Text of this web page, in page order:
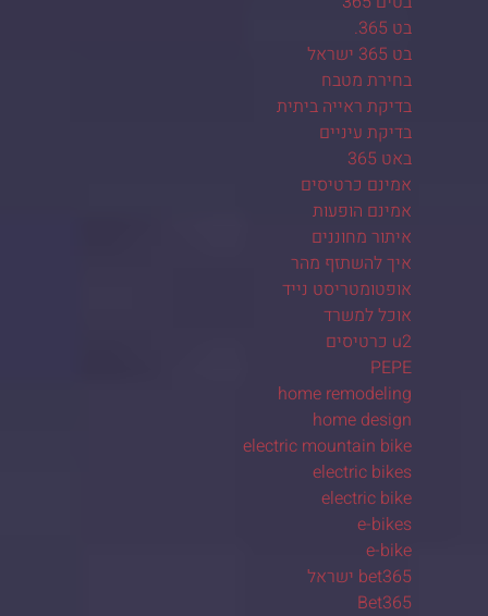
בט 365.
בט 365 ישראל
בחירת מטבח
בדיקת ראייה ביתית
בדיקת עיניים
באט 365
אמינם כרטיסים
אמינם הופעות
איתור מחוננים
איך להשתזף מהר
אופטומטריסט נייד
אוכל למשרד
u2 כרטיסים
PEPE
home remodeling
home design
electric mountain bike
electric bikes
electric bike
e-bikes
e-bike
bet365 ישראל
Bet365